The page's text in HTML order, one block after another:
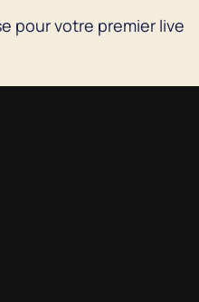
pour votre premier live